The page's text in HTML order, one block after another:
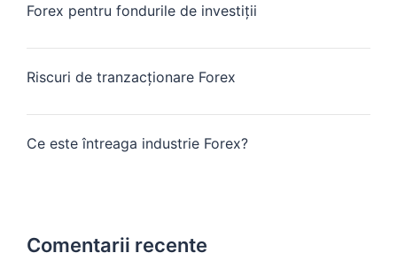
Forex pentru fondurile de investiții
Riscuri de tranzacționare Forex
Ce este întreaga industrie Forex?
Comentarii recente